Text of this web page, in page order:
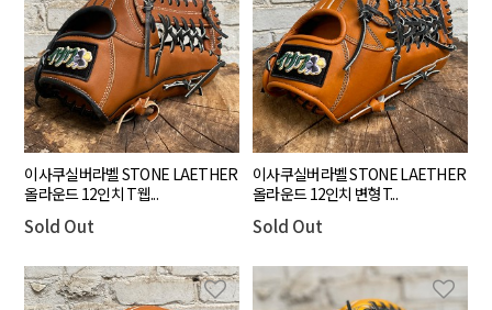
이사쿠실버라벨 STONE LAETHER
올라운드 12인치 T웹...
Sold Out
이사쿠실버라벨 STONE LAETHER
올라운드 12인치 변형T...
Sold Out